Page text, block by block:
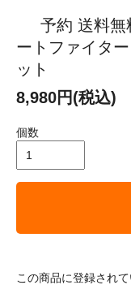
予約 送料無
ートファイタ
ット
8,980円(税込)
個数
この商品に登録され